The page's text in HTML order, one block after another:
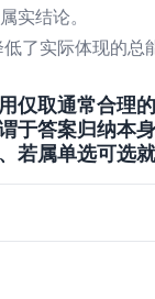
实结论。
了实际体现的总
仅取通常合理
答案归纳本
属单选可选